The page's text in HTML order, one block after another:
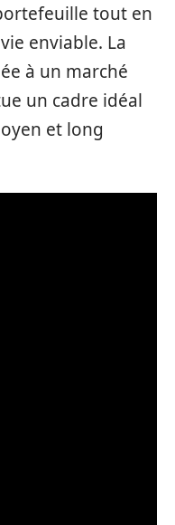
tout en
enviable. La
à un marché
un cadre idéal
et long